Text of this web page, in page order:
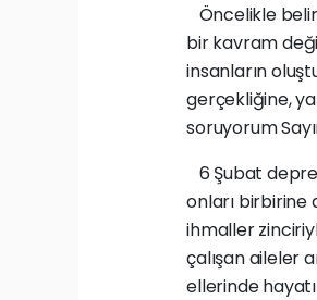
Öncelikle
bir kavram
insanların
gerçekliğine,
soruyorum
6 Şubat
onları birbirine
ihmaller
çalışan aileler
ellerinde